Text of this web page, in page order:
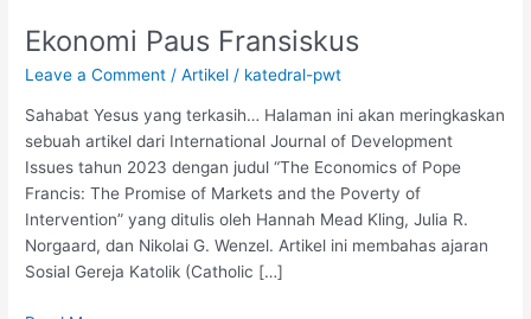
Ekonomi Paus Fransiskus
Leave a Comment /Artikel / katedral-pwt
Sahabat Yesus yang terkasih… Halaman ini akan meringkaskan
sebuah artikel dari International Journal of Development
Issues tahun 2023 dengan judul “The Economics of Pope
Francis: The Promise of Markets and the Poverty of
Intervention” yang ditulis oleh Hannah Mead Kling, Julia R.
Norgaard, dan Nikolai G. Wenzel. Artikel ini membahas ajaran
Sosial Gereja Katolik (Catholic […]